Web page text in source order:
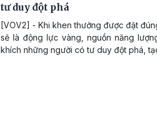
tư duy đột phá
[VOV2] - Khi khen thưởng được đặt
sẽ là động lực vàng, nguồn năng
khích những người có tư duy đột phá,